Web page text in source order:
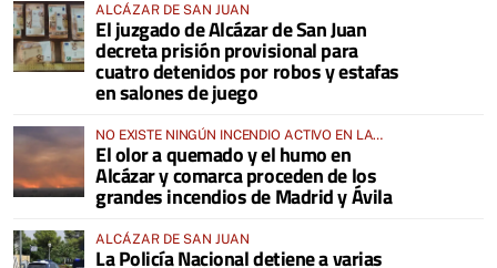
ALCÁZAR DE SAN JUAN
El juzgado de Alcázar de San Juan
decreta prisión provisional para
cuatro detenidos por robos y estafas
en salones de juego
NO EXISTE NINGÚN INCENDIO ACTIVO EN LA
COMARCA
El olor a quemado y el humo en
Alcázar y comarca proceden de los
grandes incendios de Madrid y Ávila
ALCÁZAR DE SAN JUAN
La Policía Nacional detiene a varias